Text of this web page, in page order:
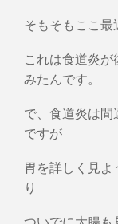
そもそもここ
これは食道炎
みたんです。
で、食道炎は
ですが
胃を詳しく見
り